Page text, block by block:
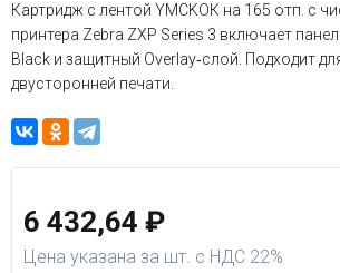
Картридж с лентой YMCKOК на 165 отп. с
принтера Zebra ZXP Series 3 включает
Black и защитный Overlay‑слой. Подходит
двусторонней печати.
6 432,64 ₽
Цена указана за шт. с НДС 22%